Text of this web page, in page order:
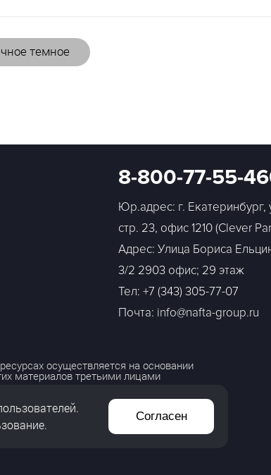
темное
8-800-77-55-
Юр.адрес: г. Екатеринбург,
стр. 23, офис 1210 (Clever
Адрес: Улица Бориса
3/2 2903 офис; 29 этаж
Тел: +7 (343) 305-77-07
Почта: info@nafta-group.ru
осуществляется на основании
материалов третьими лицами
Согласен